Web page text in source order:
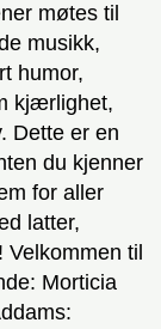
møtes til
musikk,
humor,
kjærlighet,
Dette er en
du kjenner
for aller
latter,
til
Morticia